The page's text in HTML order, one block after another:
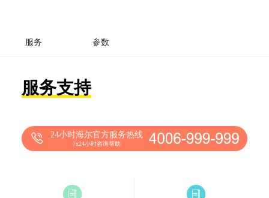
服务 参数
服务支持
24小时海尔官方服务热线
7x24小时咨询帮助